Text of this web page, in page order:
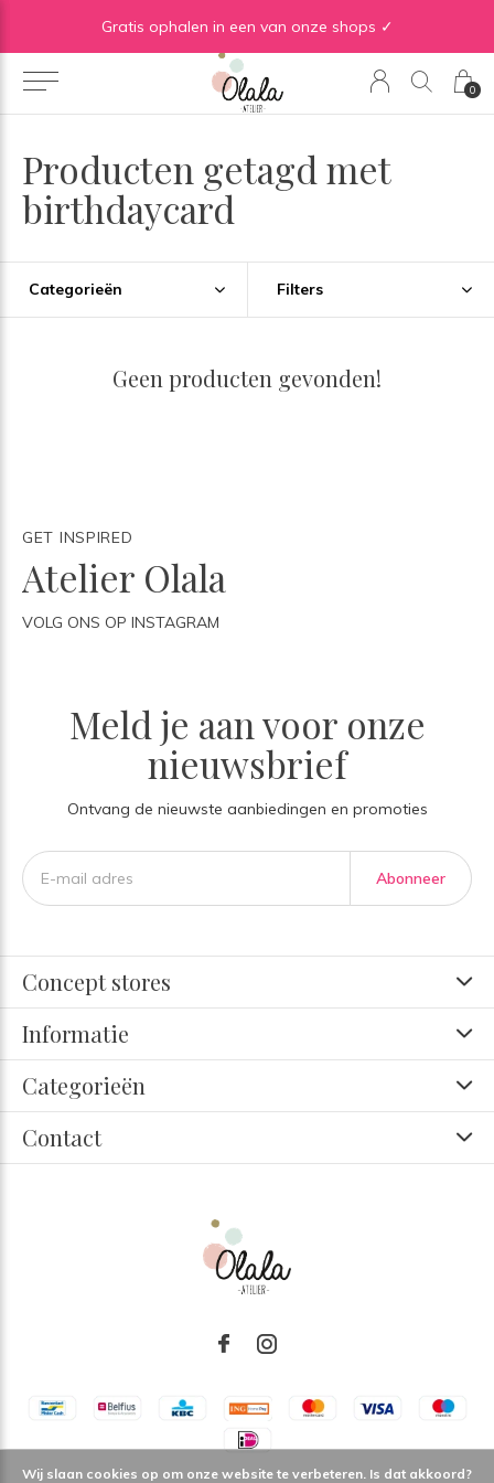
0
Gratis ophalen in een van onze shops ✓
Producten getagd met
birthdaycard
Categorieën Filters
Geen producten gevonden!
GET INSPIRED
Atelier Olala
VOLG ONS OP INSTAGRAM
Meld je aan voor onze
nieuwsbrief
Ontvang de nieuwste aanbiedingen en promoties
Abonneer
Concept stores
Informatie
Categorieën
Contact
Wij slaan cookies op om onze website te verbeteren. Is dat akkoord?